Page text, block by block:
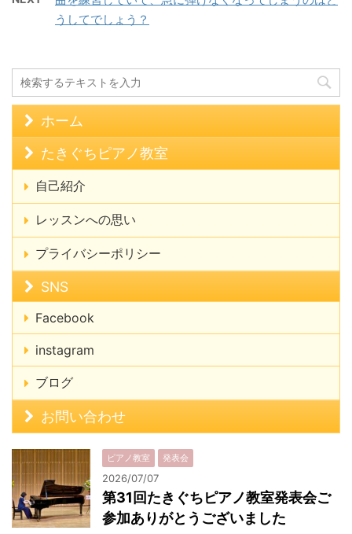
うしてでしょう？
ホーム
たきぐちピアノ教室
自己紹介
レッスンへの思い
プライバシーポリシー
SNS
Facebook
instagram
ブログ
お問い合わせ
ピアノ教室 発表会
2026/07/07
第31回たきぐちピアノ教室発表会ご
参加ありがとうございました